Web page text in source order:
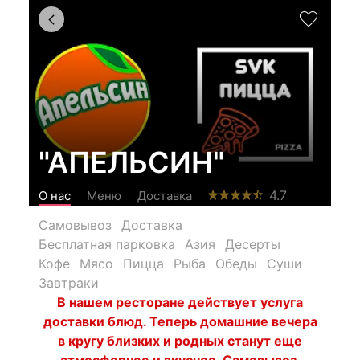
"АПЕЛЬСИН"
О нас Меню Доставка
4.7
Самовывоз
Доставка
Бесплатная парковка
Азия
Десерты
Кофе
Мясо Пицца Рыба Обеды
Суши
Завтраки
В нашем ресторане действует услуга
доставки блюд. Теперь домашние вечера
в кругу близких и родных станут еще